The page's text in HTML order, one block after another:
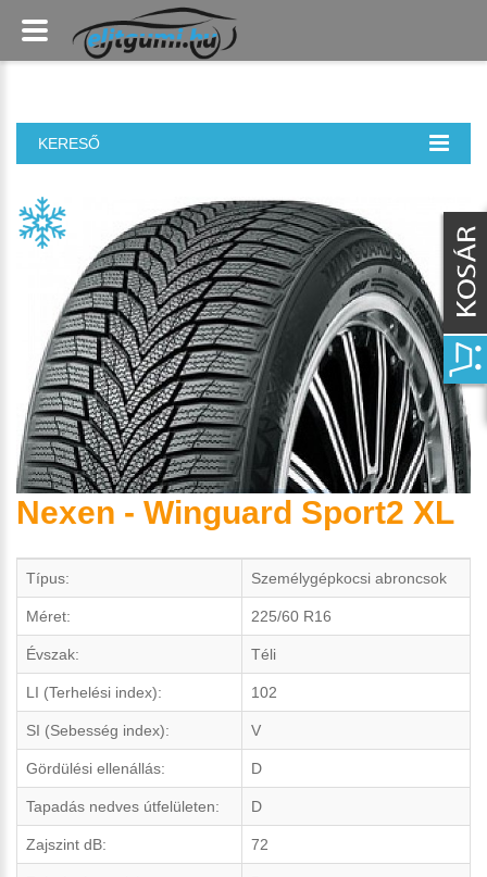
KERESŐ
Nexen - Winguard Sport2 XL
Típus: Személygépkocsi abroncsok
Méret: 225/60 R16
Évszak: Téli
LI (Terhelési index): 102
SI (Sebesség index): V
Gördülési ellenállás: D
Tapadás nedves útfelületen: D
Zajszint dB: 72